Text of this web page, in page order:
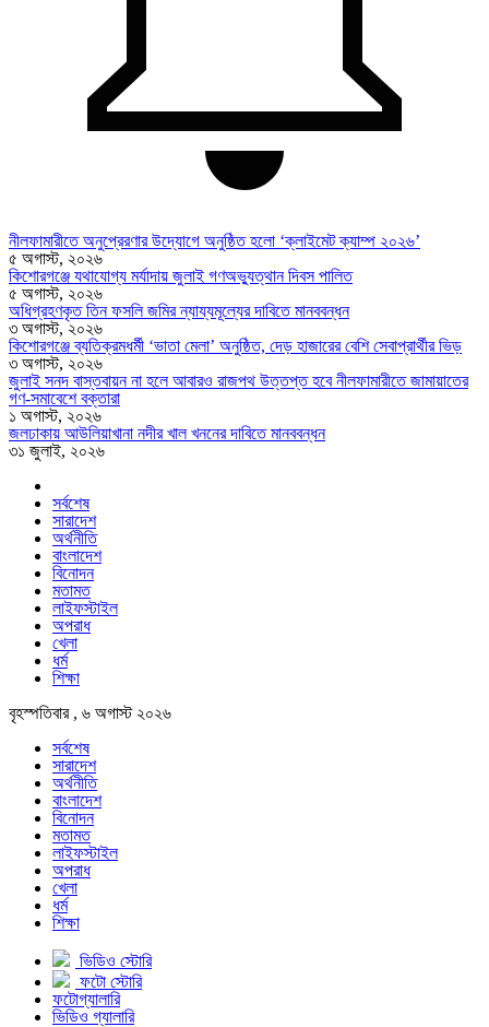
নীলফামারীতে অনুপ্রেরণার উদ্যোগে অনুষ্ঠিত হলো ‘ক্লাইমেট ক্যাম্প ২০২৬’
৫ অগাস্ট, ২০২৬
কিশোরগঞ্জে যথাযোগ্য মর্যাদায় জুলাই গণঅভ্যুত্থান দিবস পালিত
৫ অগাস্ট, ২০২৬
অধিগ্রহণকৃত তিন ফসলি জমির ন্যায্যমূল্যের দাবিতে মানববন্ধন
৩ অগাস্ট, ২০২৬
কিশোরগঞ্জে ব্যতিক্রমধর্মী ‘ভাতা মেলা’ অনুষ্ঠিত, দেড় হাজারের বেশি সেবাপ্রার্থীর ভিড়
৩ অগাস্ট, ২০২৬
জুলাই সনদ বাস্তবায়ন না হলে আবারও রাজপথ উত্তপ্ত হবে নীলফামারীতে জামায়াতের
গণ-সমাবেশে বক্তারা
১ অগাস্ট, ২০২৬
জলঢাকায় আউলিয়াখানা নদীর খাল খননের দাবিতে মানববন্ধন
৩১ জুলাই, ২০২৬
সর্বশেষ
সারাদেশ
অর্থনীতি
বাংলাদেশ
বিনোদন
মতামত
লাইফস্টাইল
অপরাধ
খেলা
ধর্ম
শিক্ষা
বৃহস্পতিবার , ৬ অগাস্ট ২০২৬
সর্বশেষ
সারাদেশ
অর্থনীতি
বাংলাদেশ
বিনোদন
মতামত
লাইফস্টাইল
অপরাধ
খেলা
ধর্ম
শিক্ষা
ভিডিও স্টোরি
ফটো স্টোরি
ফটোগ্যালারি
ভিডিও গ্যালারি